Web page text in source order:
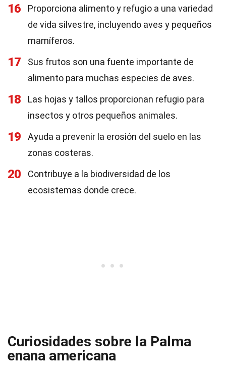
16
Proporciona alimento y refugio a una variedad
de vida silvestre, incluyendo aves y pequeños
mamíferos.
17
Sus frutos son una fuente importante de
alimento para muchas especies de aves.
18
Las hojas y tallos proporcionan refugio para
insectos y otros pequeños animales.
19
Ayuda a prevenir la erosión del suelo en las
zonas costeras.
20
Contribuye a la biodiversidad de los
ecosistemas donde crece.
Curiosidades sobre la Palma
enana americana